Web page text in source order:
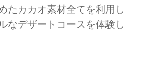
たカカオ素材全てを利用し
なデザートコースを体験し